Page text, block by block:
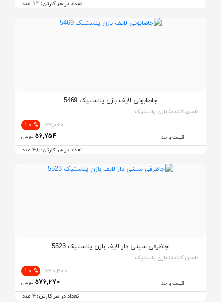
تعداد در هر کارتن: 12 عدد
جاصابونی لایف بازن پلاستیک 5469
تامین کننده: بازن پلاستیک
قیمت واحد
63,060
% 10
56,754 تومان
تعداد در هر کارتن: 48 عدد
جاظرفی سینی دار لایف بازن پلاستیک 5523
تامین کننده: بازن پلاستیک
قیمت واحد
640,300
% 10
576,270 تومان
تعداد در هر کارتن: 4 عدد